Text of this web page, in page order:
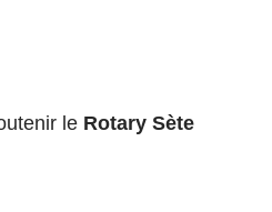
le Rotary Sète